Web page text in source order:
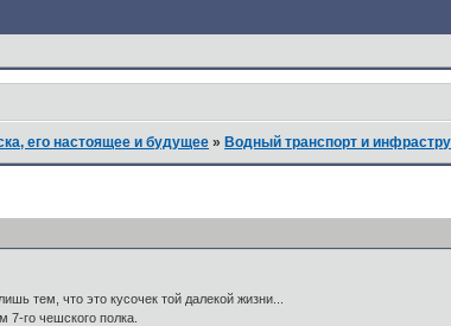
его настоящее и будущее »Водный транспорт и
тем, что это кусочек той далекой жизни...
го чешского полка.